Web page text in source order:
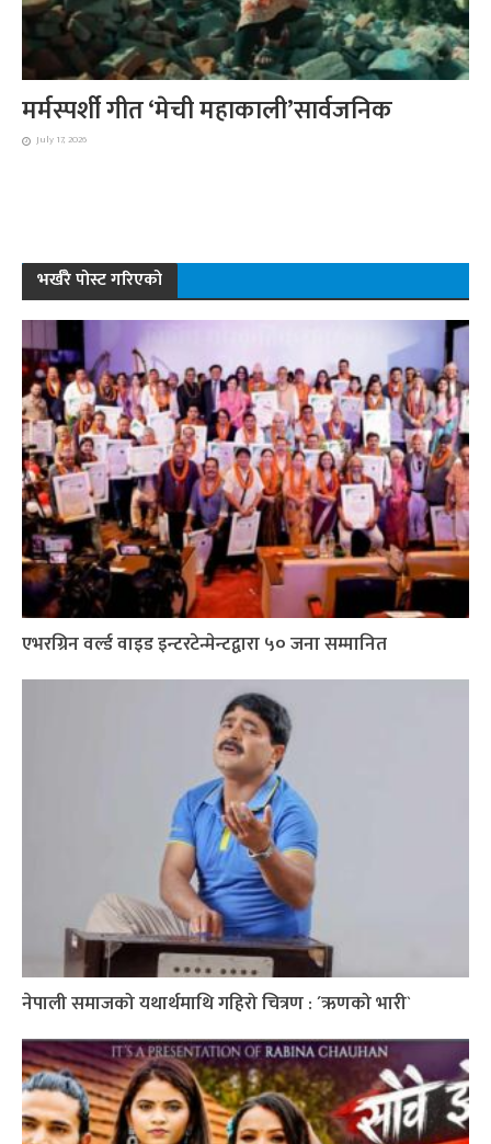
मर्मस्पर्शी गीत ‘मेची महाकाली’सार्वजनिक
July 17, 2026
भर्खरै पोस्ट गरिएको
एभरग्रिन वर्ल्ड वाइड इन्टरटेन्मेन्टद्वारा ५० जना सम्मानित
नेपाली समाजको यथार्थमाथि गहिरो चित्रण : ´ऋणको भारी`